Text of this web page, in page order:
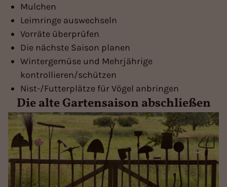
Mulchen
Leimringe auswechseln
Vorräte überprüfen
Die nächste Saison planen
Wintergemüse und Mehrjährige
kontrollieren/schützen
Nist-/Futterplätze für Vögel anbringen
Die alte Gartensaison abschließen